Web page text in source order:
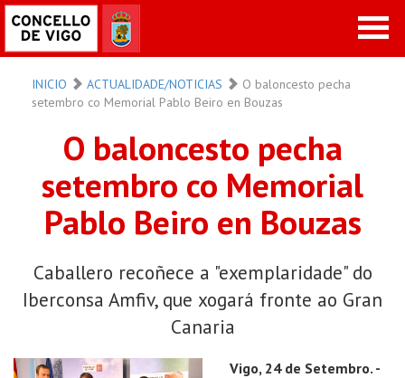
INICIO ACTUALIDADE/NOTICIAS
O baloncesto pecha
setembro co Memorial Pablo Beiro en Bouzas
O baloncesto pecha
setembro co Memorial
Pablo Beiro en Bouzas
Caballero recoñece a "exemplaridade" do
Iberconsa Amfiv, que xogará fronte ao Gran
Canaria
Vigo, 24 de Setembro. -